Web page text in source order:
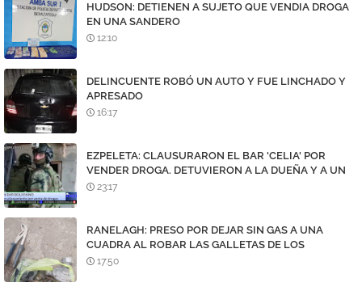
HUDSON: DETIENEN A SUJETO QUE VENDIA DROGA
EN UNA SANDERO
12:10
DELINCUENTE ROBÓ UN AUTO Y FUE LINCHADO Y
APRESADO
16:17
EZPELETA: CLAUSURARON EL BAR 'CELIA' POR
VENDER DROGA. DETUVIERON A LA DUEÑA Y A UN
DEALER
23:17
RANELAGH: PRESO POR DEJAR SIN GAS A UNA
CUADRA AL ROBAR LAS GALLETAS DE LOS
MEDIDORES
17:50